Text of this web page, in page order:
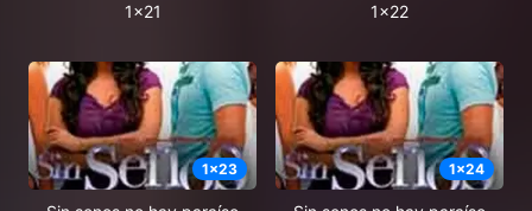
1x21
1x22
1x23 1x24